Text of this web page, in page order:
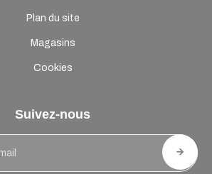
Plan du site
Magasins
Cookies
Suivez-nous